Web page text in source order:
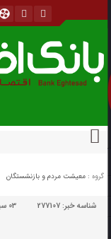
گروه : معیشت مردم و بازنشستگان
شناسه خبر:277107 03 سپتامبر 2025 - 17:40